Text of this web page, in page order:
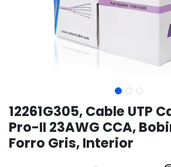
12261G305, Cable UTP
Pro-II 23AWG CCA,
Forro Gris, Interior